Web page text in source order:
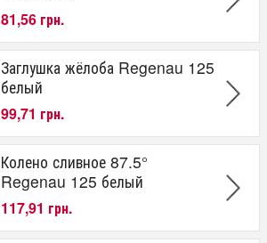
81,56 грн.
Заглушка жёлоба Regenau 125
белый
99,71 грн.
Колено сливное 87.5°
Regenau 125 белый
117,91 грн.